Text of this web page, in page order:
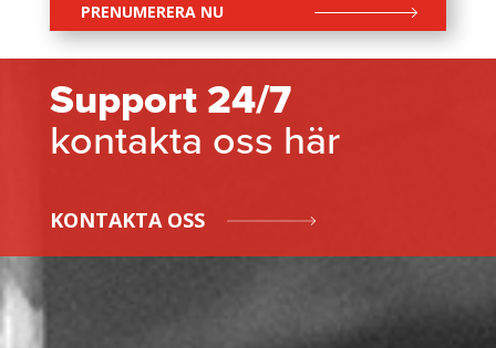
PRENUMERERA NU
Support 24/7
kontakta oss här
KONTAKTA OSS